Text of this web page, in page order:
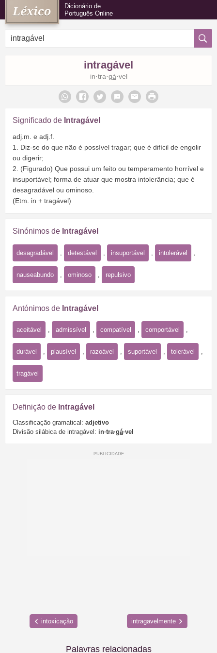
Dicionário de
Português Online
intragável
in·tra·gá·vel
Significado de Intragável
adj.m. e adj.f.
1. Diz-se do que não é possível tragar; que é difícil de engolir
ou digerir;
2. (Figurado) Que possui um feito ou temperamento horrível e
insuportável; forma de atuar que mostra intolerância; que é
desagradável ou ominoso.
(Etm. in + tragável)
Sinónimos de Intragável
desagradável detestável insuportável intolerável
nauseabundo ominoso repulsivo
Antónimos de Intragável
aceitável , admissível , compatível , comportável ,
durável , plausível , razoável , suportável , tolerável ,
tragável
Definição de Intragável
Classificação gramatical: adjetivo
Divisão silábica de intragável: in·tra·gá·vel
intoxicação intragavelmente
Palavras relacionadas